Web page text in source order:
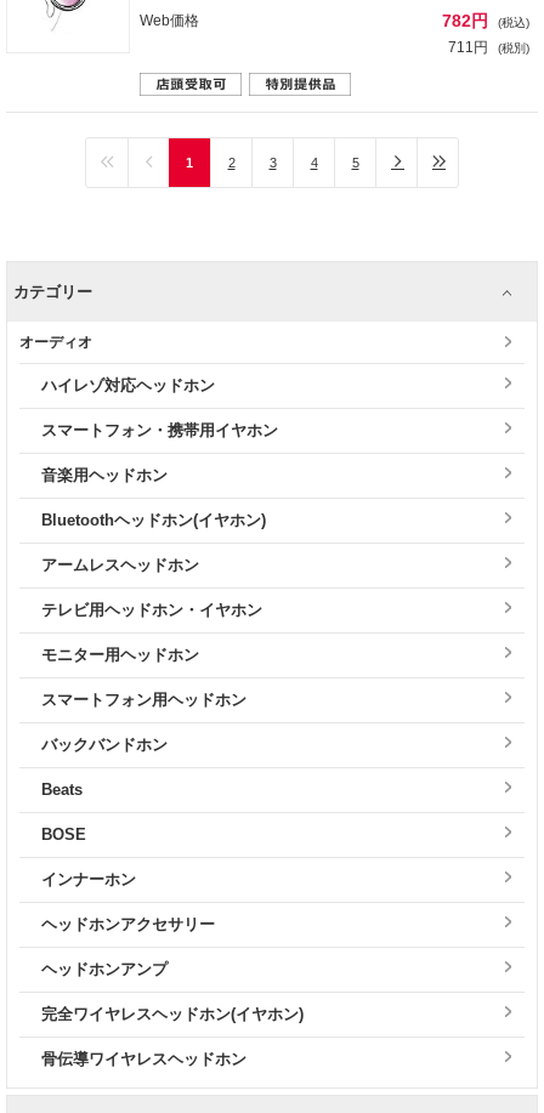
Web価格
782円 (税込)
711円 (税別)
1 2 3 4 5
カテゴリー
オーディオ
ハイレゾ対応ヘッドホン
スマートフォン・携帯用イヤホン
音楽用ヘッドホン
Bluetoothヘッドホン(イヤホン)
アームレスヘッドホン
テレビ用ヘッドホン・イヤホン
モニター用ヘッドホン
スマートフォン用ヘッドホン
バックバンドホン
Beats
BOSE
インナーホン
ヘッドホンアクセサリー
ヘッドホンアンプ
完全ワイヤレスヘッドホン(イヤホン)
骨伝導ワイヤレスヘッドホン